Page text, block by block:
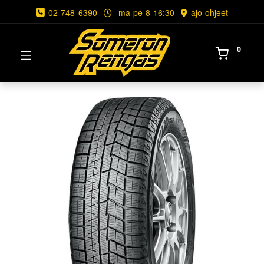
02 748 6390 ma-pe 8-16:30 ajo-ohjeet
0